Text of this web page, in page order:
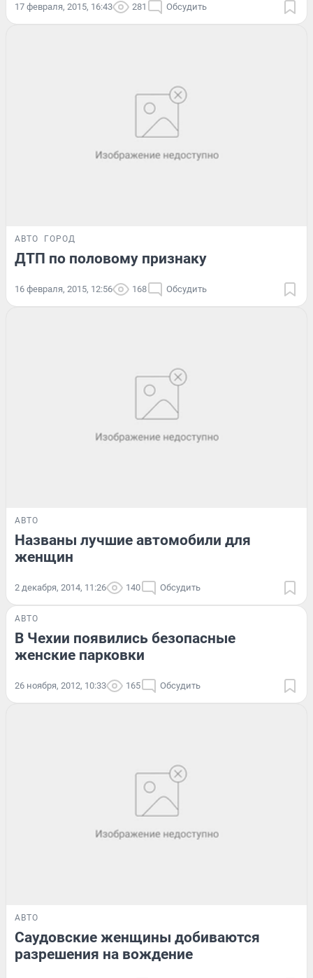
17 февраля, 2015, 16:43 281 Обсудить
АВТО ГОРОД
ДТП по половому признаку
16 февраля, 2015, 12:56 168 Обсудить
АВТО
Названы лучшие автомобили для
женщин
2 декабря, 2014, 11:26 140 Обсудить
АВТО
В Чехии появились безопасные
женские парковки
26 ноября, 2012, 10:33 165 Обсудить
АВТО
Саудовские женщины добиваются
разрешения на вождение